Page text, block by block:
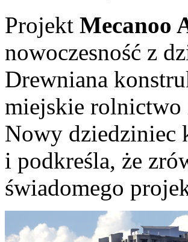
Projekt Mecanoo
nowoczesność z
Drewniana
miejskie rolnictwo
Nowy dziedziniec
i podkreśla, że
świadomego